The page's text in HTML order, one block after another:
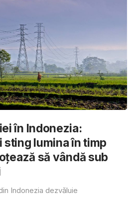
în Indonezia:
sting lumina în timp
să vândă sub
Indonezia dezvăluie